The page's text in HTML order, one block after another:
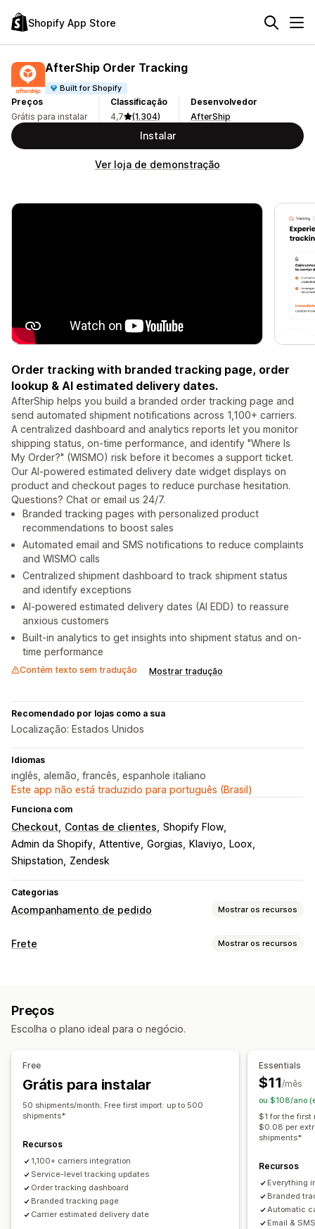
Shopify App Store
AfterShip Order Tracking
Built for Shopify
Preços
Grátis para instalar
Classificação
4,7
(1.304)
Desenvolvedor
AfterShip
Instalar
Ver loja de demonstração
Order tracking with branded tracking page, order
lookup & AI estimated delivery dates.
AfterShip helps you build a branded order tracking page and
send automated shipment notifications across 1,100+ carriers.
A centralized dashboard and analytics reports let you monitor
shipping status, on-time performance, and identify "Where Is
My Order?" (WISMO) risk before it becomes a support ticket.
Our AI-powered estimated delivery date widget displays on
product and checkout pages to reduce purchase hesitation.
Questions? Chat or email us 24/7.
Branded tracking pages with personalized product
recommendations to boost sales
Automated email and SMS notifications to reduce complaints
and WISMO calls
Centralized shipment dashboard to track shipment status
and identify exceptions
AI-powered estimated delivery dates (AI EDD) to reassure
anxious customers
Built-in analytics to get insights into shipment status and on-
time performance
Contém texto sem tradução Mostrar tradução
Recomendado por lojas como a sua
Localização: Estados Unidos
Idiomas
inglês, alemão, francês, espanhole italiano
Este app não está traduzido para português (Brasil)
Funciona com
Checkout Contas de clientes Shopify Flow
Admin da Shopify Attentive Gorgias Klaviyo
Loox
Shipstation
Zendesk
Categorias
Acompanhamento de pedido Mostrar os recursos
Acompanhamento
Link de rastreamento personalizado
Data de entrega estimada Rastreamento global
Notificações
Tradução
Notificações personalizadas
Frete Mostrar os recursos
Sincronização de pedidos
Seleção de transportadora
Sincronização de pedidos
Acompanhamento em tempo real
Página de rastreamento com a marca
Análises de frete
Preços
Escolha o plano ideal para o negócio.
Free
Grátis para instalar
50 shipments/month; Free first import: up to 500
shipments*
Recursos
1,100+ carriers integration
Service-level tracking updates
Order tracking dashboard
Branded tracking page
Carrier estimated delivery date
Essentials
$11/mês
ou $108/ano
$1 for the first
$0.08 per
shipments*
Recursos
Everything
Branded
Automatic
Email &